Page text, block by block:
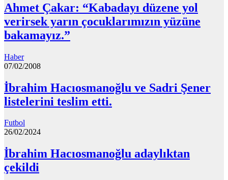
Ahmet Çakar: “Kabadayı düzene yol
verirsek yarın çocuklarımızın yüzüne
bakamayız.”
Haber
07/02/2008
İbrahim Hacıosmanoğlu ve Sadri Şener
listelerini teslim etti.
Futbol
26/02/2024
İbrahim Hacıosmanoğlu adaylıktan
çekildi